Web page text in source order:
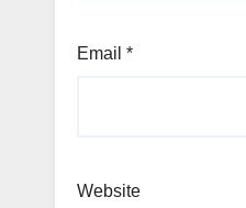
Email *
Website